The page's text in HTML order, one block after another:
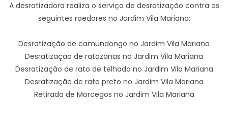
A desratizadora realiza o serviço de desratização contra os
seguintes roedores no Jardim Vila Mariana:
Desratização de camundongo no Jardim Vila Mariana
Desratização de ratazanas no Jardim Vila Mariana
Desratização de rato de telhado no Jardim Vila Mariana
Desratização de rato preto no Jardim Vila Mariana
Retirada de Morcegos no Jardim Vila Mariana